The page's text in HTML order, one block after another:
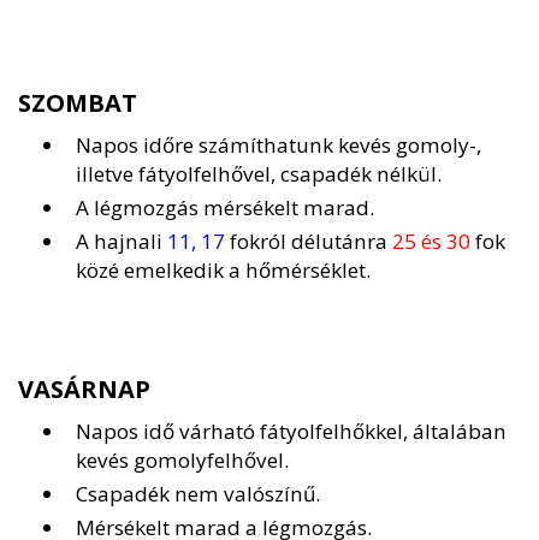
SZOMBAT
Napos időre számíthatunk kevés gomoly-,
illetve fátyolfelhővel, csapadék nélkül.
A légmozgás mérsékelt marad.
A hajnali 11, 17 fokról délutánra 25 és 30fok
közé emelkedik a hőmérséklet.
VASÁRNAP
Napos idő várható fátyolfelhőkkel, általában
kevés gomolyfelhővel.
Csapadék nem valószínű.
Mérsékelt marad a légmozgás.